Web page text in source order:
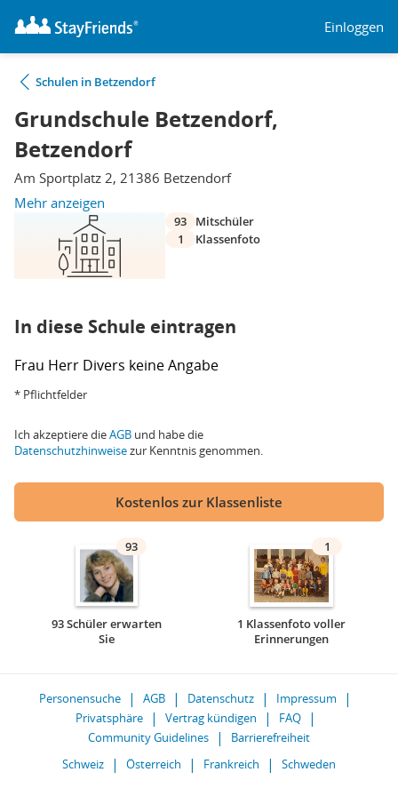
Einloggen
Schulen in Betzendorf
Grundschule Betzendorf,
Betzendorf
Am Sportplatz 2, 21386 Betzendorf
Mehr anzeigen
93
Mitschüler
1
Klassenfoto
In diese Schule eintragen
Frau Herr Divers keine Angabe
* Pflichtfelder
Ich akzeptiere dieAGB und habe die
Datenschutzhinweisezur Kenntnis genommen.
Kostenlos zur Klassenliste
93
93 Schüler erwarten
Sie
1
1 Klassenfoto voller
Erinnerungen
Personensuche AGB Datenschutz
Impressum
Privatsphäre
Vertrag kündigen
FAQ
Community Guidelines
Barrierefreiheit
Schweiz
Österreich Frankreich Schweden